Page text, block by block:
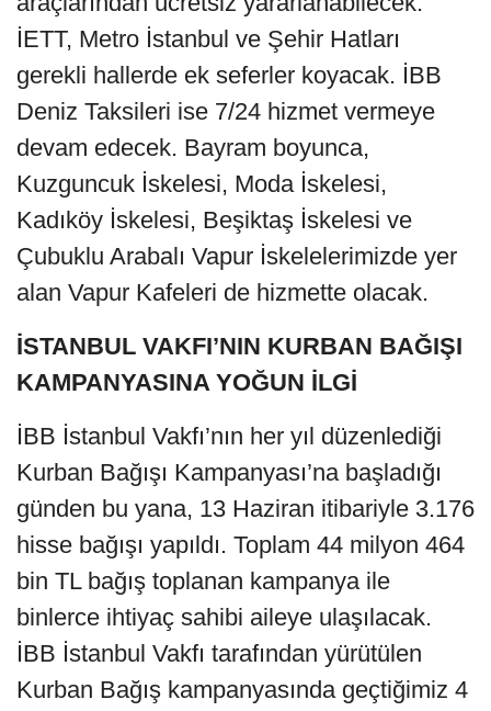
İETT, Metro İstanbul ve Şehir Hatları
gerekli hallerde ek seferler koyacak. İBB
Deniz Taksileri ise 7/24 hizmet vermeye
devam edecek. Bayram boyunca,
Kuzguncuk İskelesi, Moda İskelesi,
Kadıköy İskelesi, Beşiktaş İskelesi ve
Çubuklu Arabalı Vapur İskelelerimizde yer
alan Vapur Kafeleri de hizmette olacak.
İSTANBUL VAKFI’NIN KURBAN BAĞIŞI
KAMPANYASINA YOĞUN İLGİ
İBB İstanbul Vakfı’nın her yıl düzenlediği
Kurban Bağışı Kampanyası’na başladığı
günden bu yana, 13 Haziran itibariyle 3.176
hisse bağışı yapıldı. Toplam 44 milyon 464
bin TL bağış toplanan kampanya ile
binlerce ihtiyaç sahibi aileye ulaşılacak.
İBB İstanbul Vakfı tarafından yürütülen
Kurban Bağış kampanyasında geçtiğimiz 4